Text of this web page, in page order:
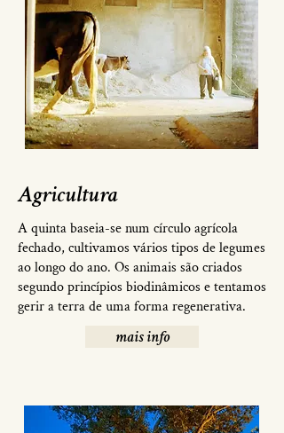
Agricultura
A quinta baseia-se num círculo agrícola
fechado, cultivamos vários tipos de legumes
ao longo do ano. Os animais são criados
segundo princípios biodinâmicos e tentamos
gerir a terra de uma forma regenerativa.
mais info